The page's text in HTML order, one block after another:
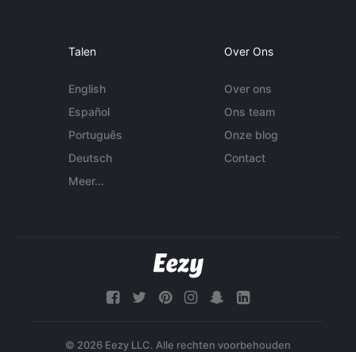
Talen
English
Español
Português
Deutsch
Meer...
Over Ons
Over ons
Ons team
Onze blog
Contact
© 2026 Eezy LLC. Alle rechten voorbehouden